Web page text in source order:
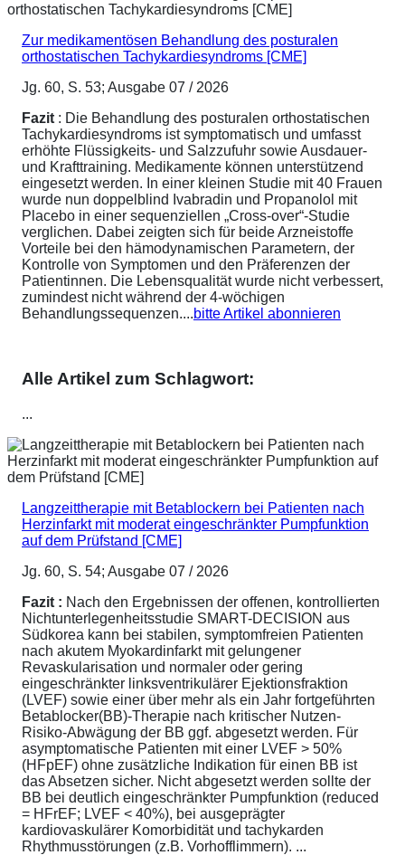
Zur medikamentösen Behandlung des posturalen
orthostatischen Tachykardiesyndroms [CME]
Jg. 60, S. 53; Ausgabe 07 / 2026
Fazit : Die Behandlung des posturalen orthostatischen
Tachykardiesyndroms ist symptomatisch und umfasst
erhöhte Flüssigkeits- und Salzzufuhr sowie Ausdauer-
und Krafttraining. Medikamente können unterstützend
eingesetzt werden. In einer kleinen Studie mit 40 Frauen
wurde nun doppelblind Ivabradin und Propanolol mit
Placebo in einer sequenziellen „Cross-over“-Studie
verglichen. Dabei zeigten sich für beide Arzneistoffe
Vorteile bei den hämodynamischen Parametern, der
Kontrolle von Symptomen und den Präferenzen der
Patientinnen. Die Lebensqualität wurde nicht verbessert,
zumindest nicht während der 4-wöchigen
Behandlungssequenzen....bitte Artikel abonnieren
Alle Artikel zum Schlagwort:
...
Langzeittherapie mit Betablockern bei Patienten nach
Herzinfarkt mit moderat eingeschränkter Pumpfunktion
auf dem Prüfstand [CME]
Jg. 60, S. 54; Ausgabe 07 / 2026
Fazit : Nach den Ergebnissen der offenen, kontrollierten
Nichtunterlegenheitsstudie SMART-DECISION aus
Südkorea kann bei stabilen, symptomfreien Patienten
nach akutem Myokardinfarkt mit gelungener
Revaskularisation und normaler oder gering
eingeschränkter linksventrikulärer Ejektionsfraktion
(LVEF) sowie einer über mehr als ein Jahr fortgeführten
Betablocker(BB)-Therapie nach kritischer Nutzen-
Risiko-Abwägung der BB ggf. abgesetzt werden. Für
asymptomatische Patienten mit einer LVEF > 50%
(HFpEF) ohne zusätzliche Indikation für einen BB ist
das Absetzen sicher. Nicht abgesetzt werden sollte der
BB bei deutlich eingeschränkter Pumpfunktion (reduced
= HFrEF; LVEF < 40%), bei ausgeprägter
kardiovaskulärer Komorbidität und tachykarden
Rhythmusstörungen (z.B. Vorhofflimmern). ...